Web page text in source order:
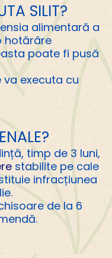
SILIT?
alimentară a
hotărâre
poate fi pusă
va executa cu
timp de 3 luni,
stabilite pe cale
infracțiunea
de la 6